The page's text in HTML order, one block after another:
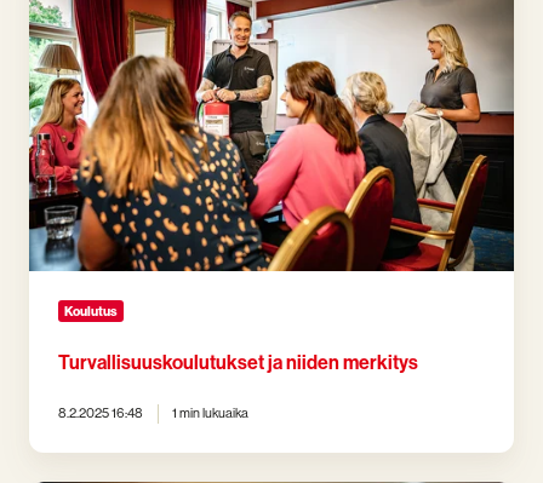
niiden
merkitys
Koulutus
Turvallisuuskoulutukset ja niiden merkitys
8.2.2025 16:48 1 min lukuaika